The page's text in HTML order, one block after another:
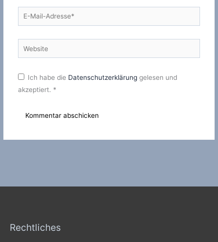
E-
Mail-
Website
Ich habe die Datenschutzerklärung gelesen und
akzeptiert. *
Rechtliches